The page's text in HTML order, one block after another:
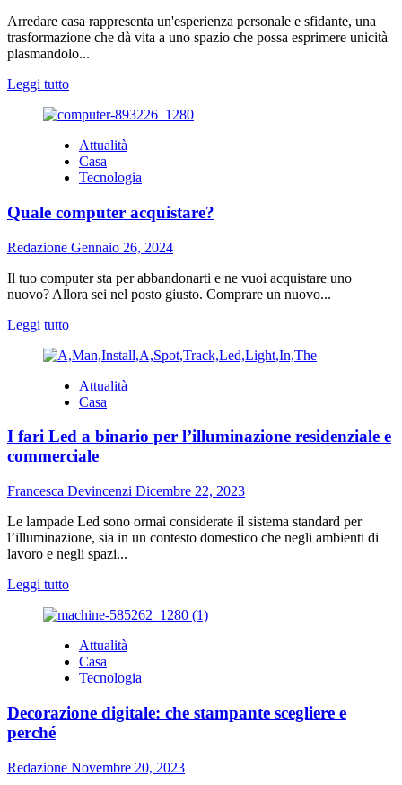
casa
Arredare casa rappresenta un'esperienza personale e sfidante, una
trasformazione che dà vita a uno spazio che possa esprimere unicità
plasmandolo...
Leggi tuttoLeggi
più
Arredare
casa:
alcune
da
Attualità
Casa
Tecnologia
Quale computer acquistare?
Redazione Gennaio 26, 2024
Il tuo computer sta per abbandonarti e ne vuoi acquistare uno
nuovo? Allora sei nel posto giusto. Comprare un nuovo...
Leggi tuttoLeggi
più
Quale
computer
Attualità
Casa
I fari Led a binario per l’illuminazione residenziale e
commerciale
Francesca Devincenzi Dicembre 22, 2023
Le lampade Led sono ormai considerate il sistema standard per
l’illuminazione, sia in un contesto domestico che negli ambienti di
lavoro e negli spazi...
Leggi tuttoLeggi
più
I
fari
Led
binario
residenziale
e
Attualità
Casa
Tecnologia
Decorazione digitale: che stampante scegliere e
perché
Redazione Novembre 20, 2023